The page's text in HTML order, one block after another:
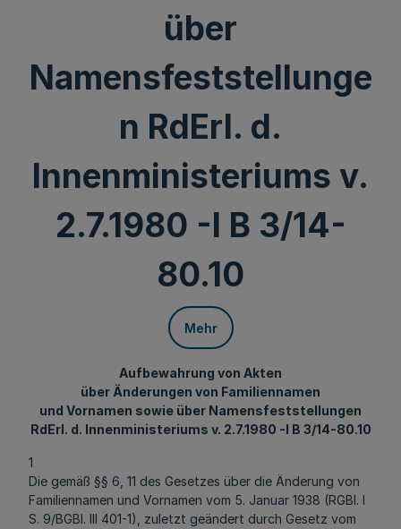
über
Namensfeststellunge
n RdErl. d.
Innenministeriums v.
2.7.1980 -I B 3/14-
80.10
Mehr
Aufbewahrung von Akten
über Änderungen von Familiennamen
und Vornamen sowie über Namensfeststellungen
RdErl. d. Innenministeriums v. 2.7.1980 -I B 3/14-80.10
1
Die gemäß §§ 6, 11 des Gesetzes über die Änderung von
Familiennamen und Vornamen vom 5. Januar 1938 (RGBI. I
S. 9/BGBl. III 401-1), zuletzt geändert durch Gesetz vom